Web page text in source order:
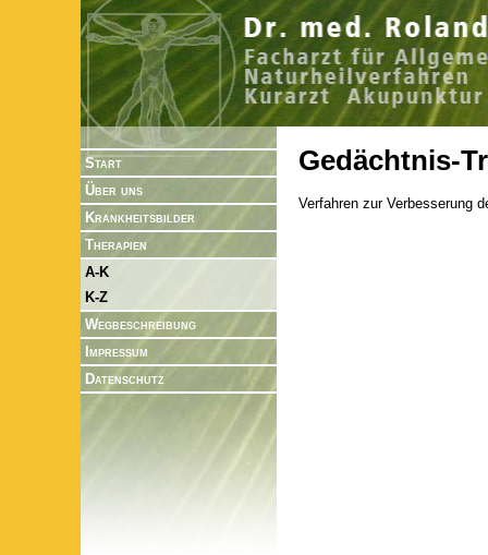
Start
Über uns
Krankheitsbilder
Therapien
A-K
K-Z
Wegbeschreibung
Impressum
Datenschutz
Gedächtnis-
Verfahren zur Verbesserung